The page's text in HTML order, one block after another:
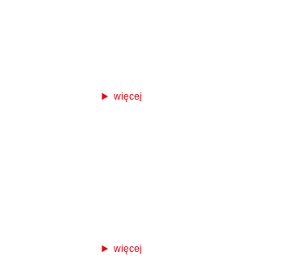
więcej
więcej